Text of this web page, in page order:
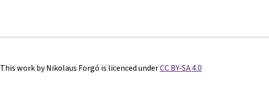
This work by Nikolaus Forgó is licenced underCC BY-SA 4.0